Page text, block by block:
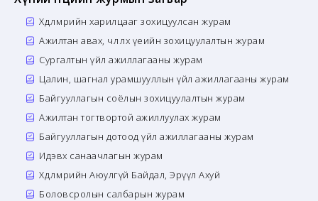
Хөдөлмөрийн харилцааг зохицуулсан журам
Ажилтан авах, чөлөөлөх үеийн зохицуулалтын журам
Сургалтын үйл ажиллагааны журам
Цалин, шагнал урамшууллын үйл ажиллагааны журам
Байгууллагын соёлын зохицуулалтын журам
Ажилтан тогтвортой ажиллуулах журам
Байгууллагын дотоод үйл ажиллагааны журам
Идэвх санаачлагын журам
Хөдөлмөрийн Аюулгүй Байдал, Эрүүл Ахуй
Боловсролын салбарын журам